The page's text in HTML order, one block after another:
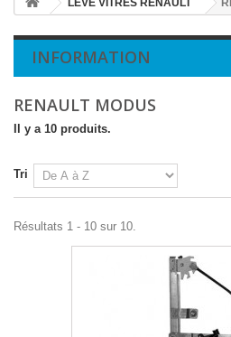
LEVE VITRES RENAULT
INFORMATION
RENAULT MODUS
Il y a 10 produits.
Tri
Résultats 1 - 10 sur 10.